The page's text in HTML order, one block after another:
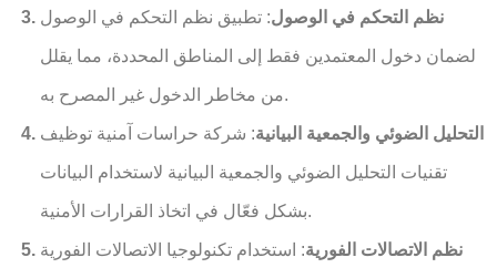
نظم التحكم في الوصول: تطبيق نظم التحكم في الوصول
لضمان دخول المعتمدين فقط إلى المناطق المحددة، مما يقلل
من مخاطر الدخول غير المصرح به.
التحليل الضوئي والجمعية البيانية: شركة حراسات آمنية توظيف
تقنيات التحليل الضوئي والجمعية البيانية لاستخدام البيانات
بشكل فعّال في اتخاذ القرارات الأمنية.
نظم الاتصالات الفورية: استخدام تكنولوجيا الاتصالات الفورية